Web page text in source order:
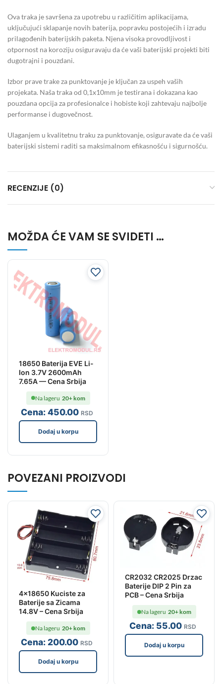
Ova traka je savršena za upotrebu u različitim aplikacijama,
uključujući sklapanje novih baterija, popravku postojećih i izradu
prilagođenih baterijskih paketa. Njena visoka provodljivost i
otpornost na koroziju osiguravaju da će vaši baterijski projekti biti
dugotrajni i pouzdani.
Izbor prave trake za punktovanje je ključan za uspeh vaših
projekata. Naša traka od 0,1x10mm je testirana i dokazana kao
pouzdana opcija za profesionalce i hobiste koji zahtevaju najbolje
performanse i dugovečnost.
Ulaganjem u kvalitetnu traku za punktovanje, osiguravate da će vaši
baterijski sistemi raditi sa maksimalnom efikasnošću i sigurnošću.
RECENZIJE (0)
MOŽDA ĆE VAM SE SVIDETI …
18650 Baterija EVE Li-
Ion 3.7V 2600mAh
7.65A — Cena Srbija
Cena:450.00 RSD
Na lageru 20+ kom
Dodaj u korpu
POVEZANI PROIZVODI
4×18650 Kuciste za
Baterije sa Zicama
14.8V – Cena Srbija
Cena: 200.00 RSD
Na lageru 20+ kom
Dodaj u korpu
CR2032 CR2025 Drzac
Baterije DIP 2 Pin za
PCB – Cena Srbija
Cena: 55.00 RSD
Na lageru 20+ kom
Dodaj u korpu